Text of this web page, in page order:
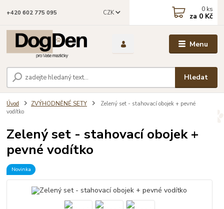
Menu
CZK
Hledat
+420 602 775 095 0 ks
za 0 Kč
Úvod ZVÝHODNĚNÉ SETY
Zelený set - stahovací obojek + pevné
vodítko
Zelený set - stahovací obojek +
pevné vodítko
Novinka